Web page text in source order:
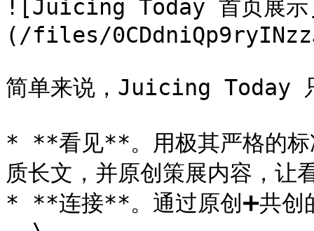
![Juicing Today 首页展
(/files/
简单来说，Juicing Today
* **看见**。用极其严格的标
质长文，并原创策展内容，让
* **连接**。通过原创➕共创